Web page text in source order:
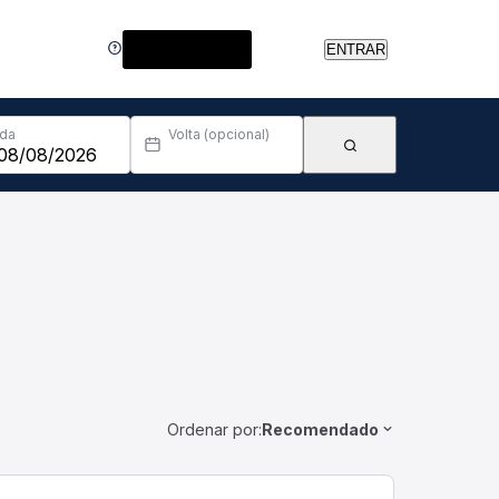
ENTRAR
Volta (opcional)
Ordenar por:Recomendado